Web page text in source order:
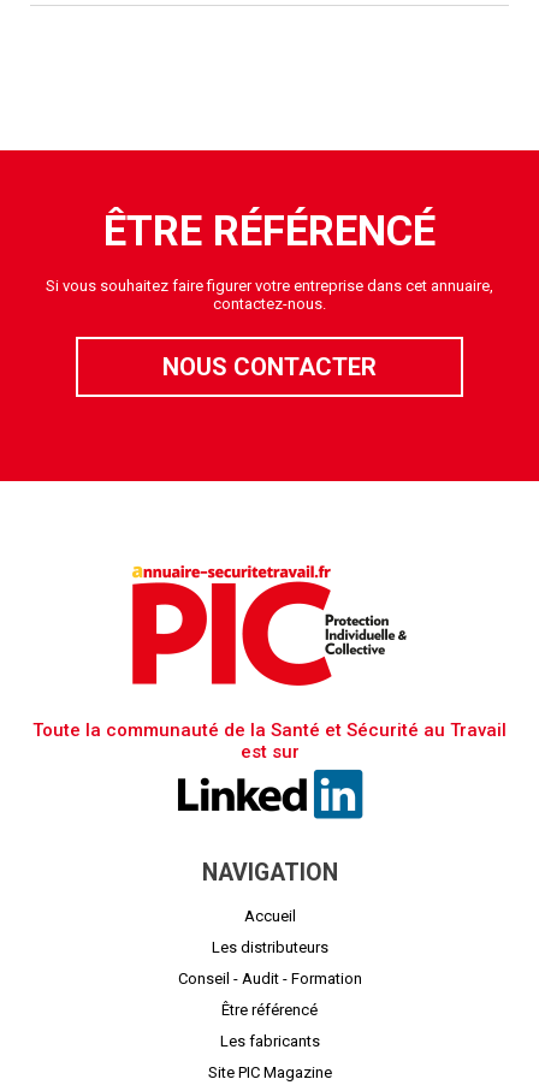
ÊTRE RÉFÉRENCÉ
Si vous souhaitez faire figurer votre entreprise dans cet annuaire,
contactez-nous.
NOUS CONTACTER
Toute la communauté de la Santé et Sécurité au Travail
est sur
NAVIGATION
Accueil
Les distributeurs
Conseil - Audit - Formation
Être référencé
Les fabricants
Site PIC Magazine